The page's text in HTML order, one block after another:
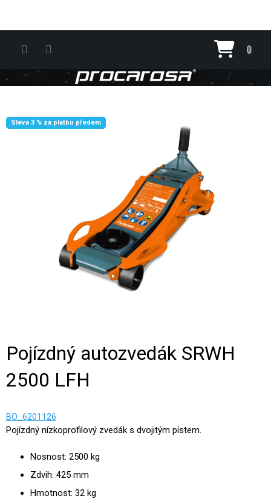
Sleva 3 % za platbu předem
Pojízdný autozvedák SRWH
2500 LFH
BO_6201126
Pojízdný nízkoprofilový zvedák s dvojitým pístem.
Nosnost: 2500 kg
Zdvih: 425 mm
Hmotnost: 32 kg